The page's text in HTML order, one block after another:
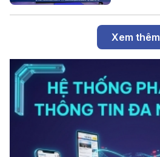
Xem thêm